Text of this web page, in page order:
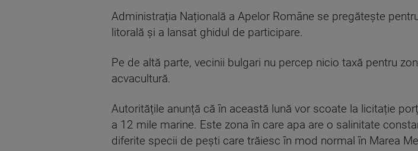
Administrația Națională a Apelor Române se pregătește
litorală și a lansat ghidul de participare.
Pe de altă parte, vecinii bulgari nu percep nicio taxă pentru
acvacultură.
Autoritățile anunță că în această lună vor scoate la licitație
a 12 mile marine. Este zona în care apa are o salinitate
diferite specii de pești care trăiesc în mod normal în Marea